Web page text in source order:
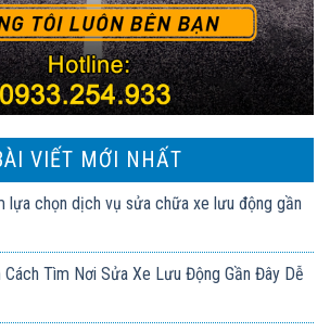
VIẾT MỚI NHẤT
lựa chọn dịch vụ sửa chữa xe lưu động gần
Cách Tìm Nơi Sửa Xe Lưu Động Gần Đây Dễ